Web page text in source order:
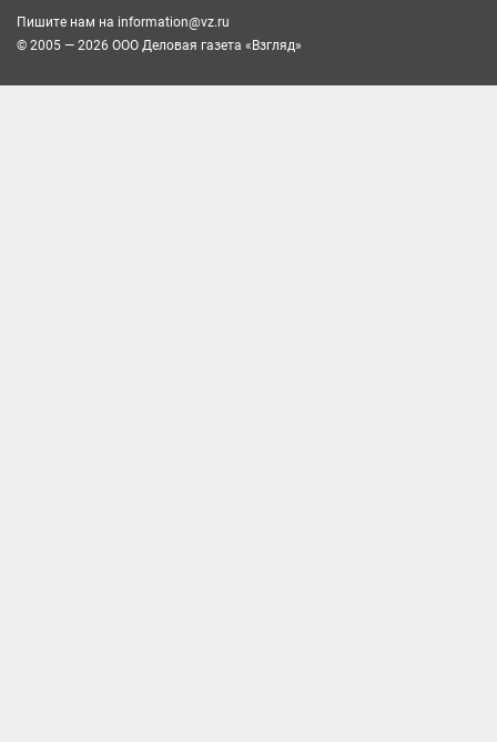
Пишите нам на information@vz.ru
© 2005 — 2026 ООО Деловая газета «Взгляд»